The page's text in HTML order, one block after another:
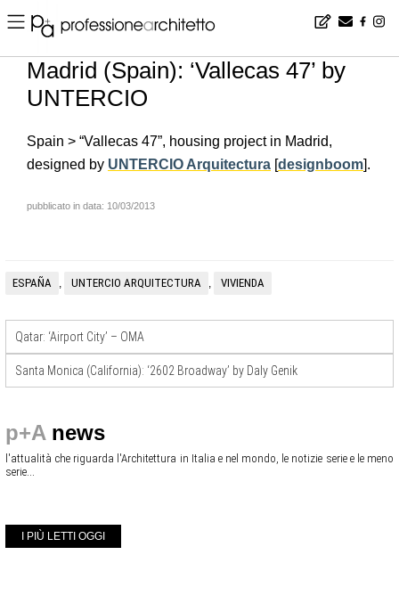
Home ▪ news ▪ en ▪ Madrid (Spain): ‘Vallecas 47’ by UNTERCIO
Madrid (Spain): ‘Vallecas 47’ by
UNTERCIO
Spain > “Vallecas 47”, housing project in Madrid,
designed by UNTERCIO Arquitectura [designboom].
pubblicato in data: 10/03/2013
ESPAÑA , UNTERCIO ARQUITECTURA , VIVIENDA
Qatar: ‘Airport City’ – OMA
Santa Monica (California): ‘2602 Broadway’ by Daly Genik
p+A news
l'attualità che riguarda l'Architettura in Italia e nel mondo, le notizie serie e le meno
serie...
I PIÙ LETTI OGGI